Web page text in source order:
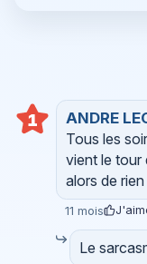
1 ANDRE
Tous les
vient le tour
alors de
11 mois
Le